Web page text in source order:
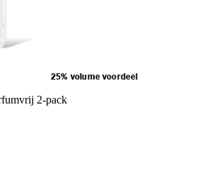
25% volume voordeel
2-pack